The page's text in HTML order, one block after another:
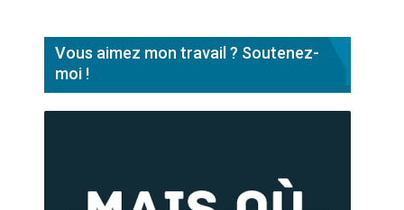
Vous aimez mon travail ? Soutenez-
moi !